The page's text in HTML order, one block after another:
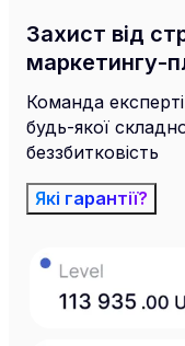
Захист від
маркетингу-
Команда
будь-якої
беззбитковість
Які гарантії?